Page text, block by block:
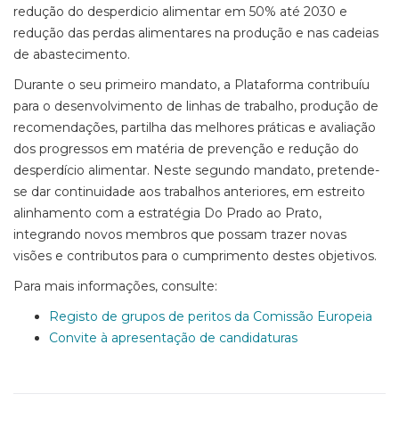
redução do desperdicio alimentar em 50% até 2030 e
redução das perdas alimentares na produção e nas cadeias
de abastecimento.
Durante o seu primeiro mandato, a Plataforma contribuíu
para o desenvolvimento de linhas de trabalho, produção de
recomendações, partilha das melhores práticas e avaliação
dos progressos em matéria de prevenção e redução do
desperdício alimentar. Neste segundo mandato, pretende-
se dar continuidade aos trabalhos anteriores, em estreito
alinhamento com a estratégia Do Prado ao Prato,
integrando novos membros que possam trazer novas
visões e contributos para o cumprimento destes objetivos.
Para mais informações, consulte:
Registo de grupos de peritos da Comissão Europeia
Convite à apresentação de candidaturas